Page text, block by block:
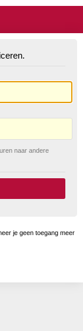
naar andere
je geen toegang meer